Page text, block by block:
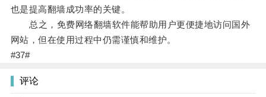
也是提高翻墙成功率的关键。
总之，免费网络翻墙软件能帮助用户更便捷地访问国外
网站，但在使用过程中仍需谨慎和维护。
#37#
评论